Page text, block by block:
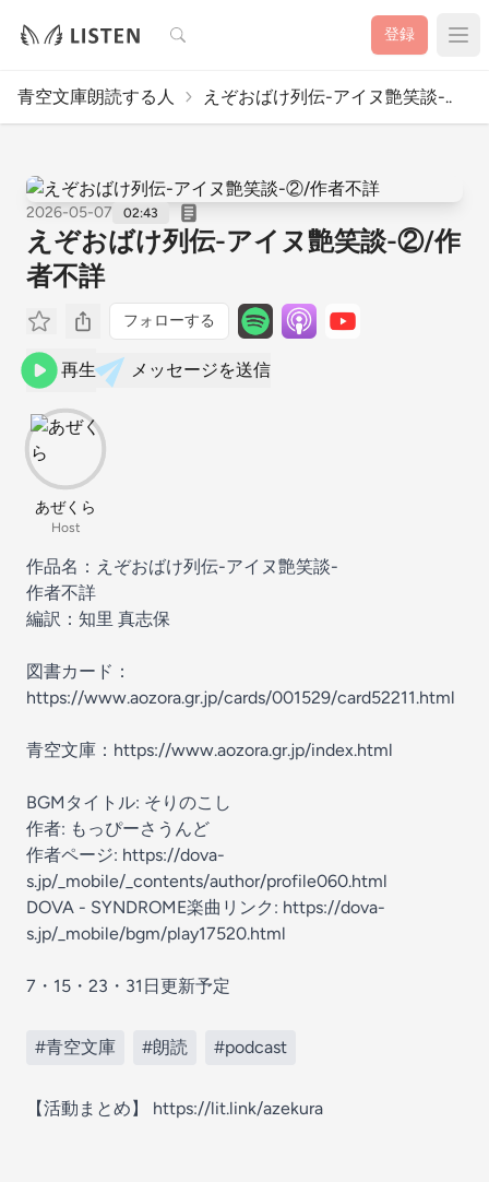
検索 登録
青空文庫朗読する人 えぞおばけ列伝-アイヌ艶笑談-..
2026-05-07 02:43
えぞおばけ列伝-アイヌ艶笑談-②/作
者不詳
フォローする
再生 メッセージを送信
あぜくら
Host
作品名：えぞおばけ列伝-アイヌ艶笑談-
作者不詳
編訳：知里 真志保
図書カード：
https://www.aozora.gr.jp/cards/001529/card52211.html
青空文庫：https://www.aozora.gr.jp/index.html
BGMタイトル: そりのこし
作者: もっぴーさうんど
作者ページ: https://dova-
s.jp/_mobile/_contents/author/profile060.html
DOVA - SYNDROME楽曲リンク: https://dova-
s.jp/_mobile/bgm/play17520.html
7・15・23・31日更新予定
#青空文庫 #朗読 #podcast
【活動まとめ】 https://lit.link/azekura